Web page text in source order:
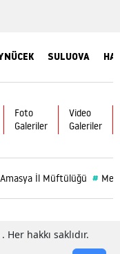
SULUOVA
Foto
Galeriler
Video
Galeriler
Amasya İl Müftülüğü #
hakkı saklıdır.